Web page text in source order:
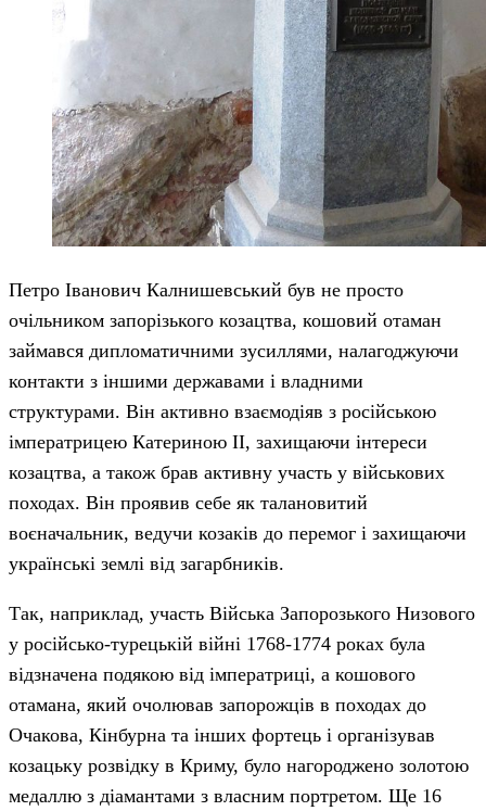
Петро Іванович Калнишевський був не просто
очільником запорізького козацтва, кошовий отаман
займався дипломатичними зусиллями, налагоджуючи
контакти з іншими державами і владними
структурами. Він активно взаємодіяв з російською
імператрицею Катериною II, захищаючи інтереси
козацтва, а також брав активну участь у військових
походах. Він проявив себе як талановитий
воєначальник, ведучи козаків до перемог і захищаючи
українські землі від загарбників.
Так, наприклад, участь Війська Запорозького Низового
у російсько-турецькій війні 1768-1774 роках була
відзначена подякою від імператриці, а кошового
отамана, який очолював запорожців в походах до
Очакова, Кінбурна та інших фортець і організував
козацьку розвідку в Криму, було нагороджено золотою
медаллю з діамантами з власним портретом. Ще 16